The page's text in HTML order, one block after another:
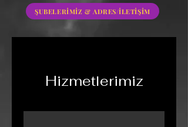
ŞUBELERİMİZ & ADRES/İLETİŞİM
Hizmetlerimiz